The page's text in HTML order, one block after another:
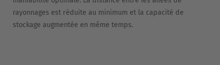
Español
France
rayonnages est réduite au minimum et la capacité de
stockage augmentée en même temps.